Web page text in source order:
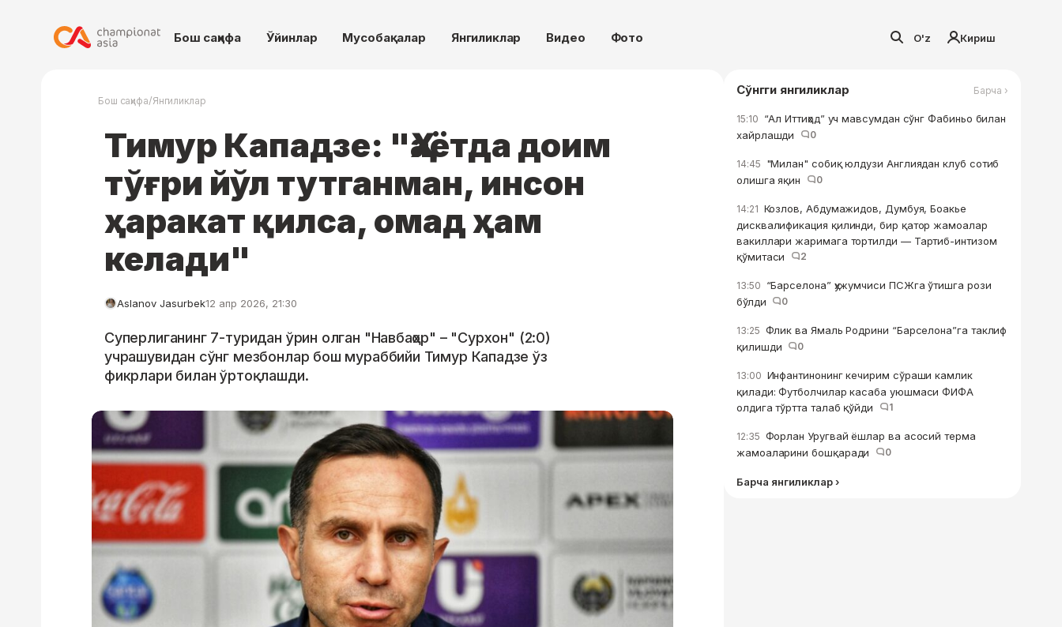
Бош саҳифа Ўйинлар Мусобақалар Янгиликлар Видео Фото O'z Кириш
Бош саҳифа/Янгиликлар
Тимур Кападзе: "Ҳаётда доим
тўғри йўл тутганман, инсон
ҳаракат қилса, омад ҳам
келади"
Aslanov Jasurbek12 апр 2026, 21:30
Суперлиганинг 7-туридан ўрин олган "Навбаҳор" – "Сурхон" (2:0)
учрашувидан сўнг мезбонлар бош мураббийи Тимур Кападзе ўз
фикрлари билан ўртоқлашди.
Сўнгги янгиликлар Барча ›
15:10 “Ал Иттиҳод” уч мавсумдан сўнг Фабиньо билан
хайрлашди
0
14:45 "Милан" собиқ юлдузи Англиядан клуб сотиб
олишга яқин
0
14:21 Козлов, Абдумажидов, Думбуя, Боакье
дисквалификация қилинди, бир қатор жамоалар
вакиллари жаримага тортилди — Тартиб-интизом
қўмитаси
2
13:50 “Барселона” ҳужумчиси ПСЖга ўтишга рози
бўлди
0
13:25 Флик ва Ямаль Родрини “Барселона”га таклиф
қилишди
0
13:00 Инфантинонинг кечирим сўраши камлик
қилади: Футболчилар касаба уюшмаси ФИФА
олдига тўртта талаб қўйди
1
12:35 Форлан Уругвай ёшлар ва асосий терма
жамоаларини бошқаради
0
Барча янгиликлар ›